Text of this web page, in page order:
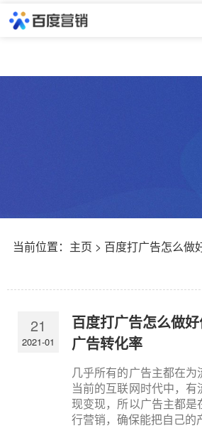
当前位置： 主页 > 百度打广告怎么做
21
2021-01
百度打广告怎么做
广告转化率
几乎所有的广告主都在
当前的互联网时代中，
现变现，所以广告主都
行营销，确保能把自己的